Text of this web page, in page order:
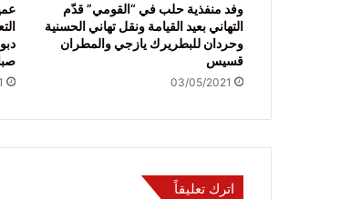
وفد منفذية حلب في “القومي” قدّم
التهاني بعيد القيامة ونقل تهاني الحسنية
وحردان للبطريرك يازجي والمطران
قسيس
03/05/2021
اترك تعليقاً